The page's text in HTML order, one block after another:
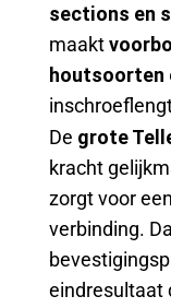
sections en
maakt
houtsoorten
De grote
kracht
zorgt voor
verbinding.
eindresultaat